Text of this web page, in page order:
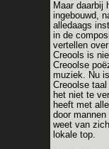
Maar daarbij
ingebouwd,
alledaags
in de
vertellen
Creools is
Creoolse
muziek. Nu
Creoolse
het niet te
heeft met
door
weet van
lokale top.